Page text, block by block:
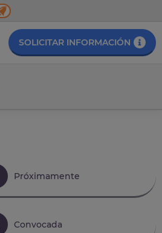
SOLICITAR INFORMACIÓN
Próximamente
Convocada